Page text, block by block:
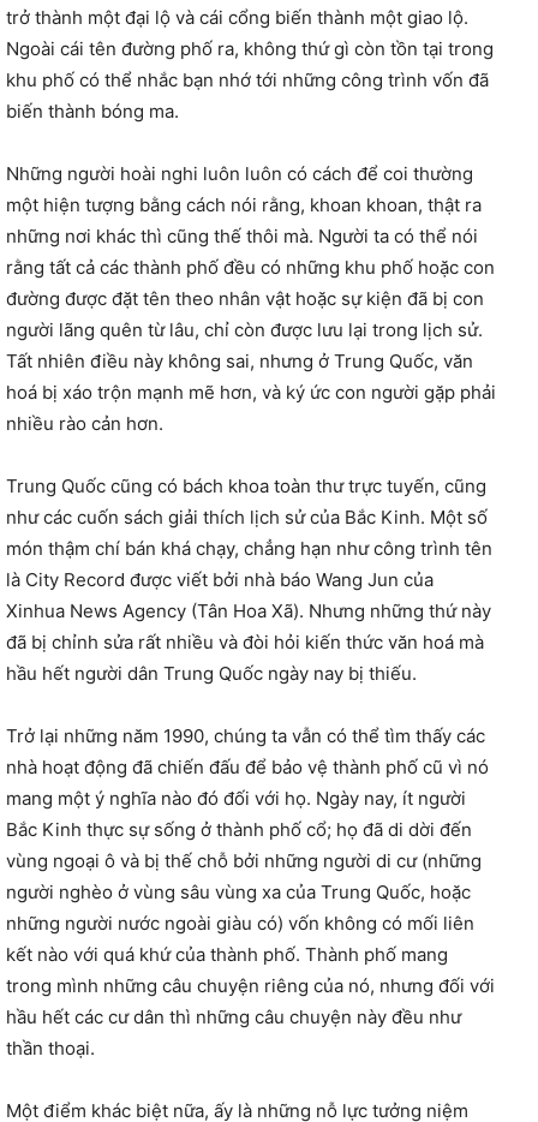
trở thành một đại lộ và cái cổng biến thành một giao lộ.
Ngoài cái tên đường phố ra, không thứ gì còn tồn tại trong
khu phố có thể nhắc bạn nhớ tới những công trình vốn đã
biến thành bóng ma.
Những người hoài nghi luôn luôn có cách để coi thường
một hiện tượng bằng cách nói rằng, khoan khoan, thật ra
những nơi khác thì cũng thế thôi mà. Người ta có thể nói
rằng tất cả các thành phố đều có những khu phố hoặc con
đường được đặt tên theo nhân vật hoặc sự kiện đã bị con
người lãng quên từ lâu, chỉ còn được lưu lại trong lịch sử.
Tất nhiên điều này không sai, nhưng ở Trung Quốc, văn
hoá bị xáo trộn mạnh mẽ hơn, và ký ức con người gặp phải
nhiều rào cản hơn.
Trung Quốc cũng có bách khoa toàn thư trực tuyến, cũng
như các cuốn sách giải thích lịch sử của Bắc Kinh. Một số
món thậm chí bán khá chạy, chẳng hạn như công trình tên
là City Record được viết bởi nhà báo Wang Jun của
Xinhua News Agency (Tân Hoa Xã). Nhưng những thứ này
đã bị chỉnh sửa rất nhiều và đòi hỏi kiến ​​thức văn hoá mà
hầu hết người dân Trung Quốc ngày nay bị thiếu.
Trở lại những năm 1990, chúng ta vẫn có thể tìm thấy các
nhà hoạt động đã chiến đấu để bảo vệ thành phố cũ vì nó
mang một ý nghĩa nào đó đối với họ. Ngày nay, ít người
Bắc Kinh thực sự sống ở thành phố cổ; họ đã di dời đến
vùng ngoại ô và bị thế chỗ bởi những người di cư (những
người nghèo ở vùng sâu vùng xa của Trung Quốc, hoặc
những người nước ngoài giàu có) vốn không có mối liên
kết nào với quá khứ của thành phố. Thành phố mang
trong mình những câu chuyện riêng của nó, nhưng đối với
hầu hết các cư dân thì những câu chuyện này đều như
thần thoại.
Một điểm khác biệt nữa, ấy là những nỗ lực tưởng niệm